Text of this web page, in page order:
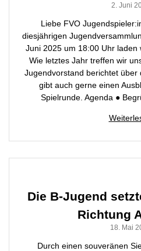
2. Juni
Liebe FVO
diesjährigen
Juni 2025 um 18:00 Uhr laden
Wie letztes Jahr treffen wir
Jugendvorstand berichtet über
gibt auch gerne einen
Spielrunde. Agenda ●
Die B-Jugend
Richtung
18. Mai
Durch einen souveränen